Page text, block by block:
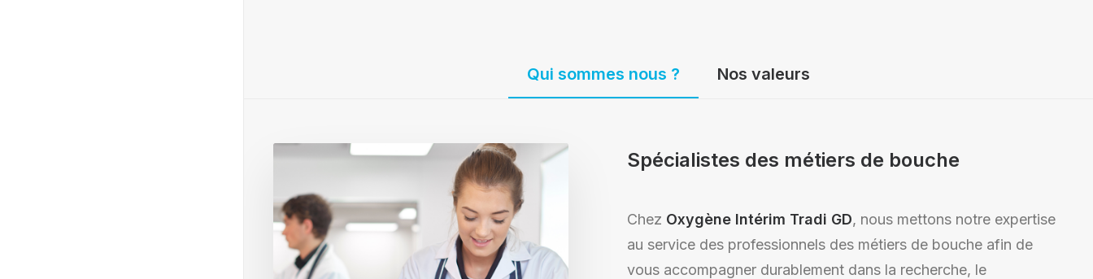
Qui sommes nous ? Nos valeurs
Spécialistes des métiers de bouche
Chez Oxygène Intérim Tradi GD, nous mettons notre expertise
au service des professionnels des métiers de bouche afin de
vous accompagner durablement dans la recherche, le